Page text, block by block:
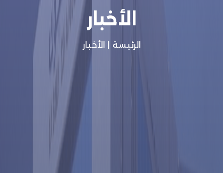
الأخبار
الرئيسة الأخبار